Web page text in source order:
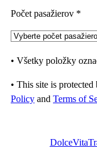
Počet pasažierov *
• Všetky položky
• This site is
Policy and Terms of